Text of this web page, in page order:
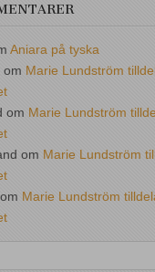
Aniara på tyska
om Marie Lundström
om Marie Lundström
om Marie Lundström
om Marie Lundström